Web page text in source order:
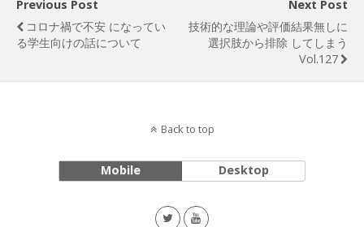
Previous Post
コロナ禍で不安 になってい
る学生向けの話について
Next Post
技術的な理論や評価結果無しに
選択肢から排除 してしまう
Vol.127
Back to top
Mobile Desktop